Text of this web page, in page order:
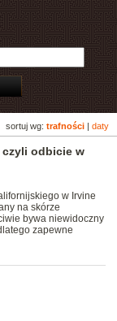
sortuj wg: trafności daty
czyli odbicie w
w Irvine
na skórze
bywa niewidoczny
zapewne